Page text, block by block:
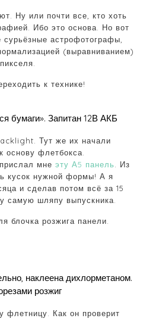
Ну или почти все, кто хоть
Ибо это основа. Но вот
астрофотографы,
(выравниванием)
к технике!
бумаги». Запитан 12В АКБ
Тут же их начали
основу флетбокса.
мне эту А5 панель
. Из
кусок нужной формы! А я
и сделав потом всё за 15
самую шляпу выпускника.
блочка розжига панели.
наклеена дихлорметаном.
розжиг
флетницу. Как он проверит